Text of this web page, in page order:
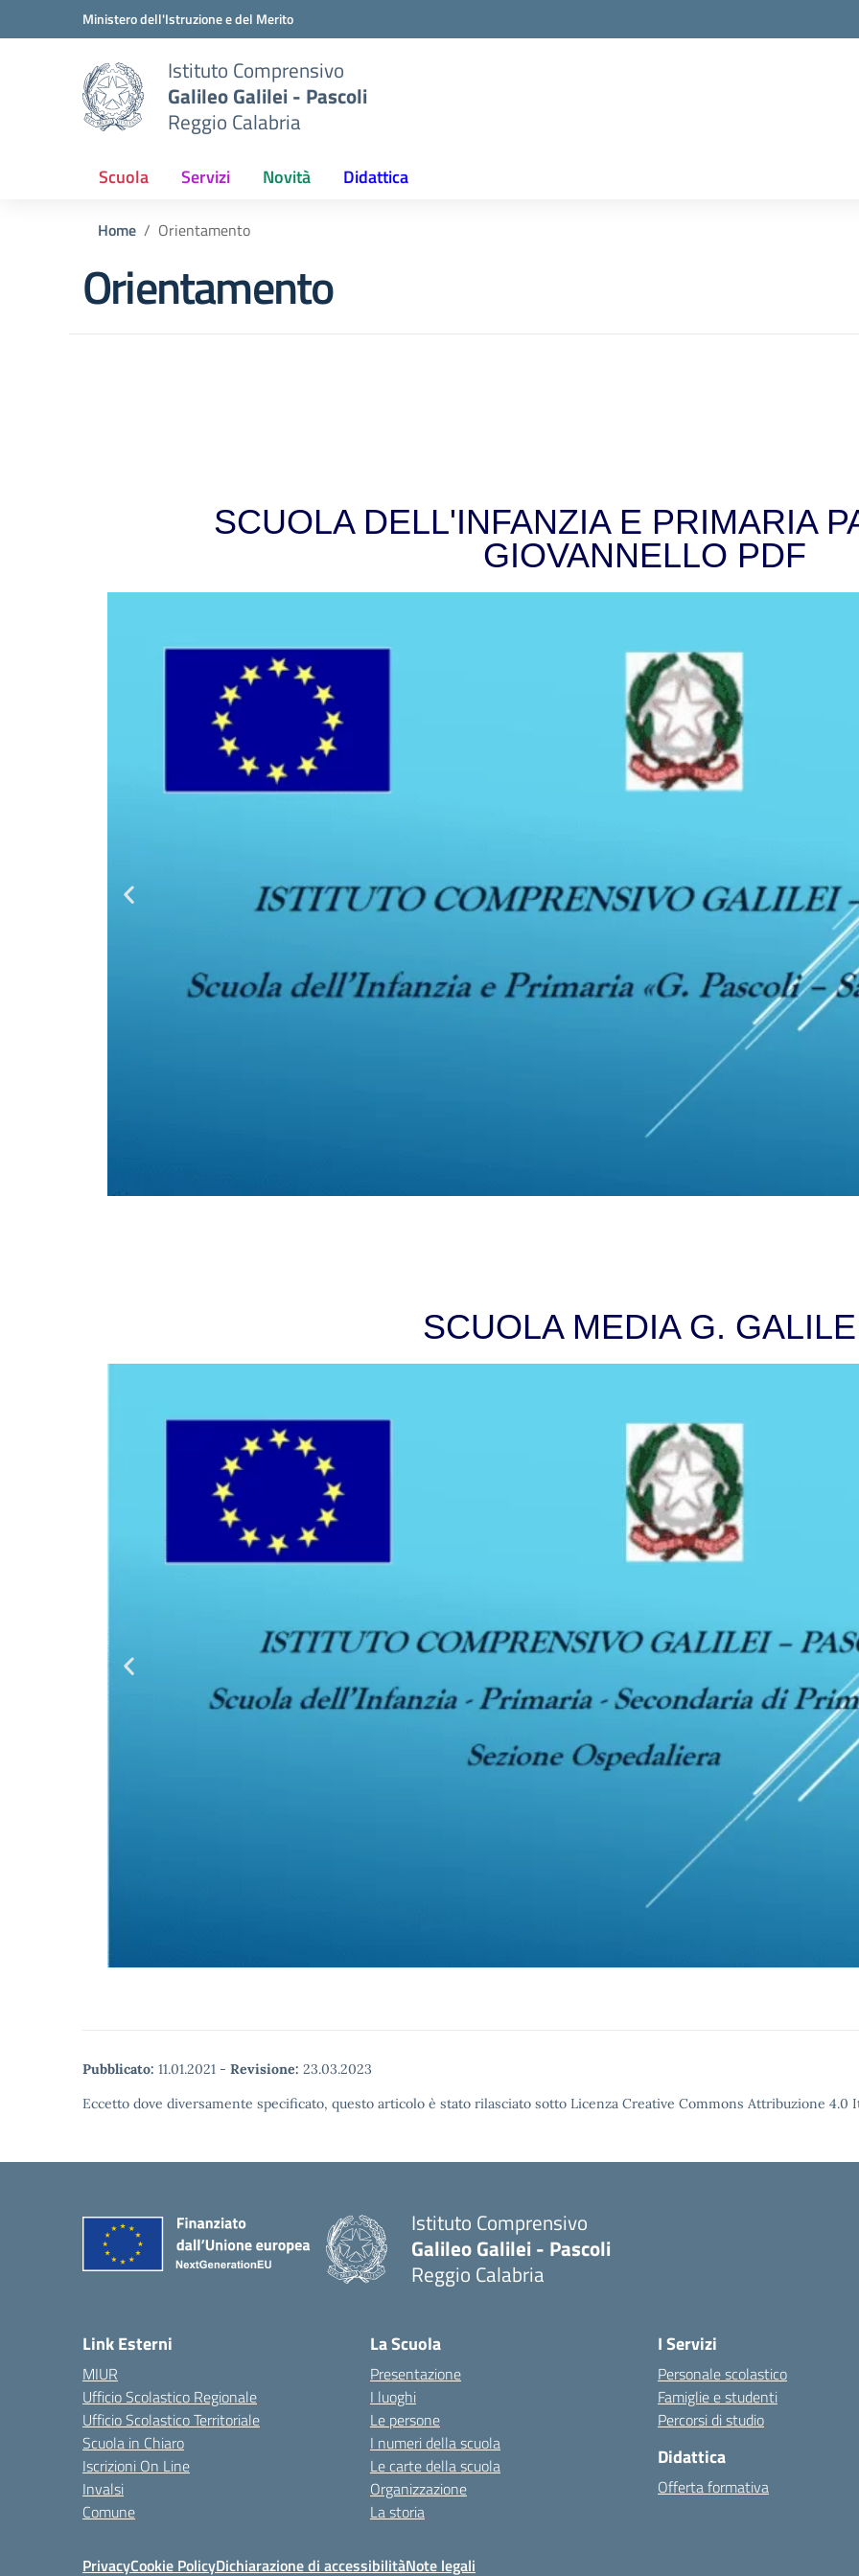
Vai ai contenuti
Vai al menu di navigazioneMinistero dell'Istruzione e del Merito
Istituto Comprensivo
Galileo Galilei - Pascoli
Reggio Calabria
Scuola Servizi Novità Didattica
Home Orientamento
Orientamento
SCUOLA DELL'INFANZIA E PRIMARIA
GIOVANNELLO PDF
SCUOLA MEDIA G.
Pubblicato: 11.01.2021 - Revisione: 23.03.2023
Eccetto dove diversamente specificato, questo articolo è stato rilasciato sotto Licenza Creative Commons Attribuzione 4.0
Istituto Comprensivo
Galileo Galilei - Pascoli
Reggio Calabria
Link Esterni
MIUR
Ufficio Scolastico Regionale
Ufficio Scolastico Territoriale
Scuola in Chiaro
Iscrizioni On Line
Invalsi
Comune
La Scuola
Presentazione
I luoghi
Le persone
I numeri della scuola
Le carte della scuola
Organizzazione
La storia
I Servizi
Personale scolastico
Famiglie e studenti
Percorsi di studio
Didattica
Offerta formativa
PrivacyCookie PolicyDichiarazione di accessibilitàNote legali